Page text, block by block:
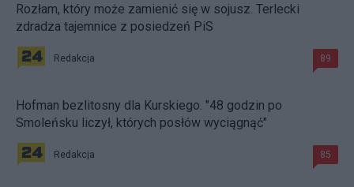
Rozłam, który może zamienić się w sojusz. Terlecki
zdradza tajemnice z posiedzeń PiS
Redakcja 89
Hofman bezlitosny dla Kurskiego. "48 godzin po
Smoleńsku liczył, których posłów wyciągnąć"
Redakcja 85